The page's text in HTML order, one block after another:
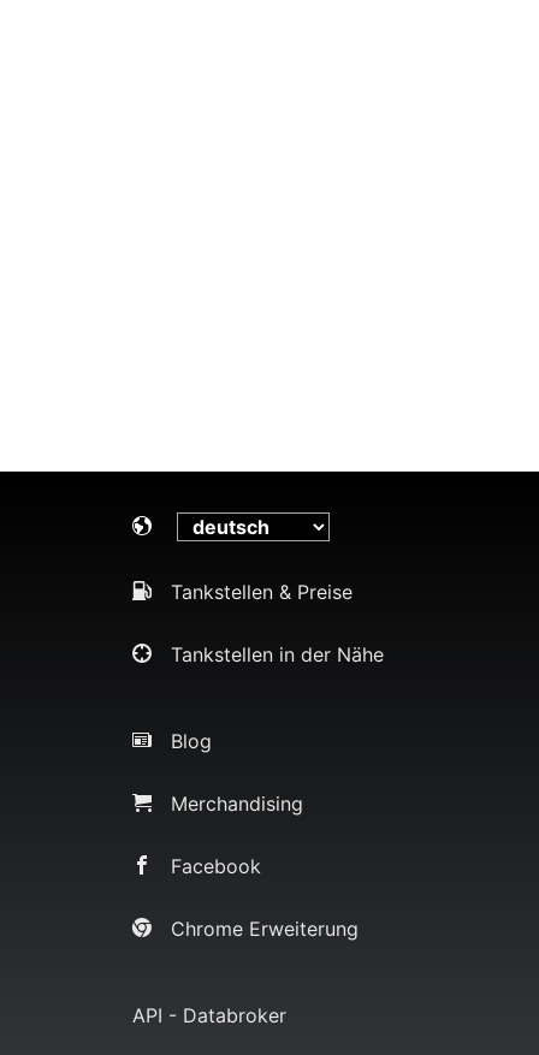
Tankstellen & Preise
Tankstellen in der Nähe
Blog
Merchandising
Facebook
Chrome Erweiterung
API - Databroker